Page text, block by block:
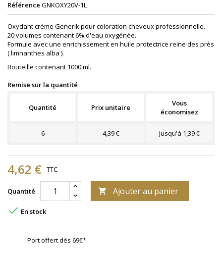
Référence GNKOXY20V-1L
Oxydant crème Generik pour coloration cheveux professionnelle.
20 volumes contenant 6% d'eau oxygénée.
Formule avec une enrichissement en huile protectrice reine des près
( limnanthes alba ).
Bouteille contenant 1000 ml.
Remise sur la quantité
Quantité Prix unitaire
Vous
économisez
6 4,39 € Jusqu'à 1,39 €
4,62 € TTC
Quantité  Ajouter au panier
 En stock
Port offert dès 69€*